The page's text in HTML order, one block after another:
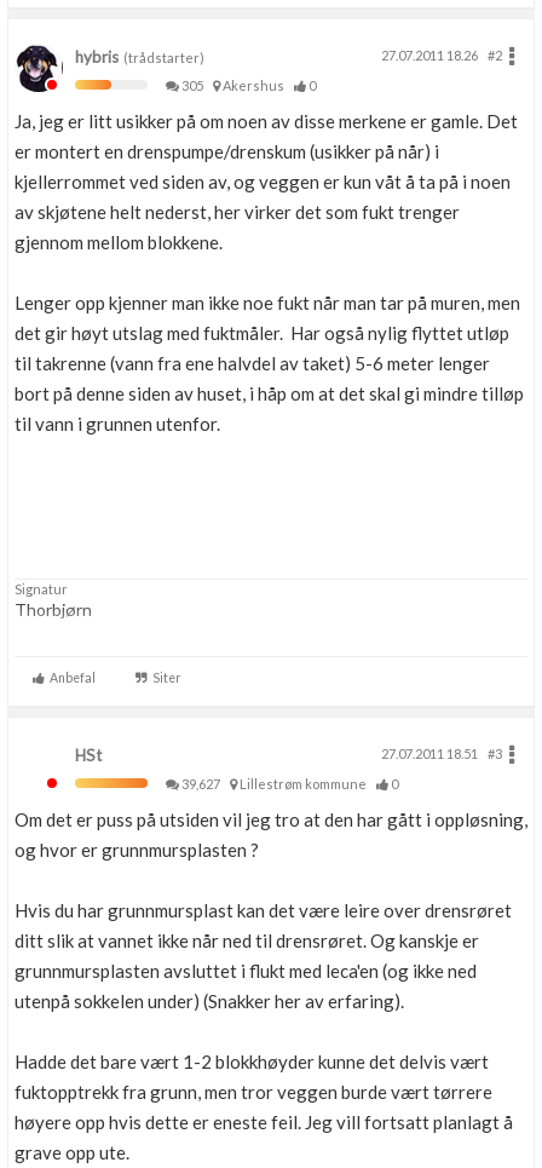
hybris (trådstarter) 27.07.2011 18.26
#2
305
Akershus 0
Ja, jeg er litt usikker på om noen av disse merkene er gamle. Det
er montert en drenspumpe/drenskum (usikker på når) i
kjellerrommet ved siden av, og veggen er kun våt å ta på i noen
av skjøtene helt nederst, her virker det som fukt trenger
gjennom mellom blokkene.
Lenger opp kjenner man ikke noe fukt når man tar på muren, men
det gir høyt utslag med fuktmåler. Har også nylig flyttet utløp
til takrenne (vann fra ene halvdel av taket) 5-6 meter lenger
bort på denne siden av huset, i håp om at det skal gi mindre tilløp
til vann i grunnen utenfor.
Signatur
Thorbjørn
Anbefal Siter
HSt 27.07.2011 18.51
#3
39,627
Lillestrøm kommune 0
Om det er puss på utsiden vil jeg tro at den har gått i oppløsning,
og hvor er grunnmursplasten ?
Hvis du har grunnmursplast kan det være leire over drensrøret
ditt slik at vannet ikke når ned til drensrøret. Og kanskje er
grunnmursplasten avsluttet i flukt med leca'en (og ikke ned
utenpå sokkelen under) (Snakker her av erfaring).
Hadde det bare vært 1-2 blokkhøyder kunne det delvis vært
fuktopptrekk fra grunn, men tror veggen burde vært tørrere
høyere opp hvis dette er eneste feil. Jeg vill fortsatt planlagt å
grave opp ute.